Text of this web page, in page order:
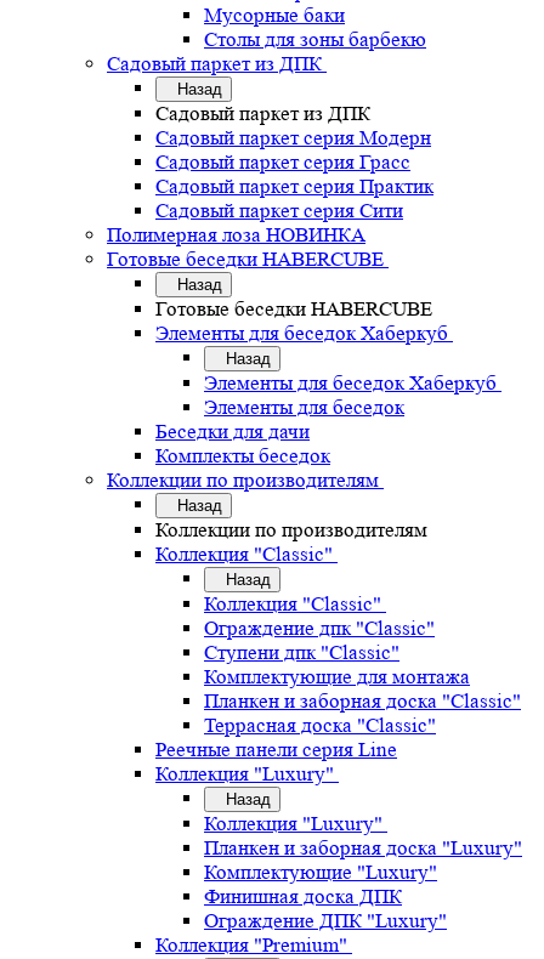
Мусорные баки
Столы для зоны барбекю
Садовый паркет из ДПК
Назад
Садовый паркет из ДПК
Садовый паркет серия Mодерн
Садовый паркет серия Грасс
Садовый паркет серия Практик
Садовый паркет серия Сити
Полимерная лоза НОВИНКА
Готовые беседки HABERCUBE
Назад
Готовые беседки HABERCUBE
Элементы для беседок Хаберкуб
Назад
Элементы для беседок Хаберкуб
Элементы для беседок
Беседки для дачи
Комплекты беседок
Коллекции по производителям
Назад
Коллекции по производителям
Коллекция "Classic"
Назад
Коллекция "Classic"
Ограждение дпк "Classic"
Ступени дпк "Classic"
Комплектующие для монтажа
Планкен и заборная доска "Classic"
Террасная доска "Classic"
Реечные панели серия Line
Коллекция "Luxury"
Назад
Коллекция "Luxury"
Планкен и заборная доска "Luxury"
Комплектующие "Luxury"
Финишная доска ДПК
Ограждение ДПК "Luxury"
Коллекция "Premium"